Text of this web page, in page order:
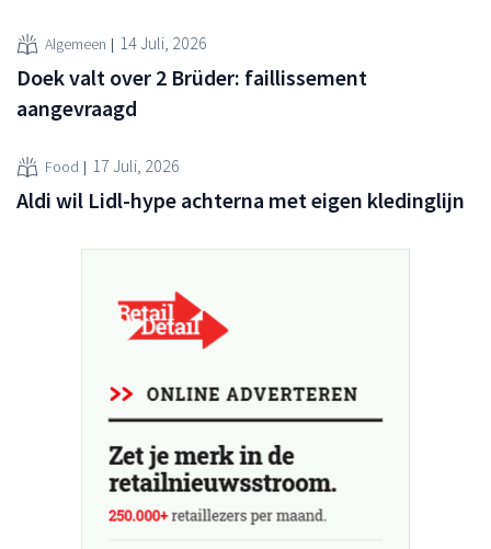
Algemeen 14 Juli, 2026
Doek valt over 2 Brüder: faillissement
aangevraagd
Food 17 Juli, 2026
Aldi wil Lidl-hype achterna met eigen kledinglijn